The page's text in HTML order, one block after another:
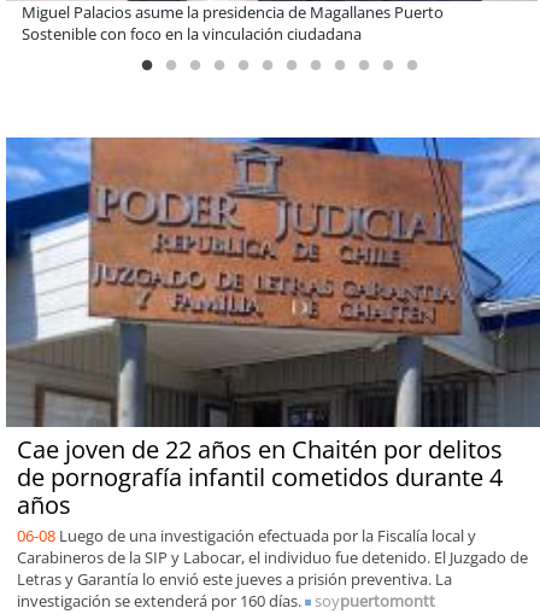
Educación y colaboración público-privada se toman La Araucanía:
encuentro reunió a líderes para abordar las brechas y oportunidades
Cae joven de 22 años en Chaitén por delitos
de pornografía infantil cometidos durante 4
años
06-08 Luego de una investigación efectuada por la Fiscalía local y
Carabineros de la SIP y Labocar, el individuo fue detenido. El Juzgado de
Letras y Garantía lo envió este jueves a prisión preventiva. La
investigación se extenderá por 160 días.
soypuertomontt